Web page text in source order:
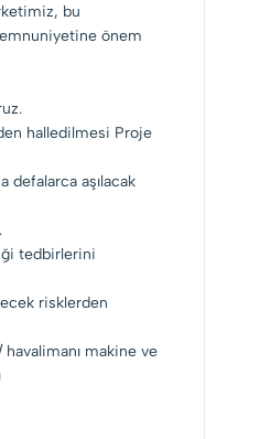
bu
önem
halledilmesi Proje
defalarca aşılacak
tedbirlerini
risklerden
havalimanı makine ve